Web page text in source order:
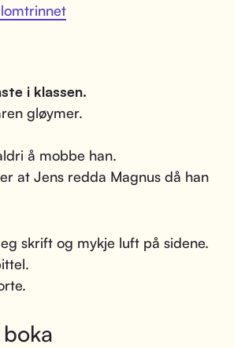
i klassen.
gløymer.
å mobbe han.
at Jens redda Magnus då han
skrift og mykje luft på sidene.